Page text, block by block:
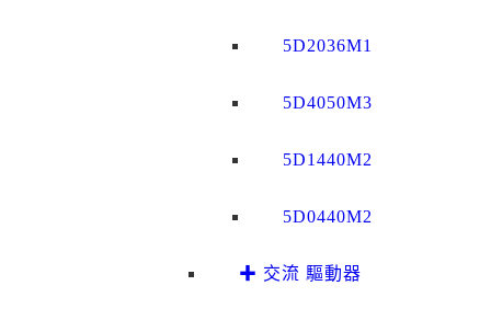
5D2036M1
5D4050M3
5D1440M2
5D0440M2
✚ 交流 驅動器